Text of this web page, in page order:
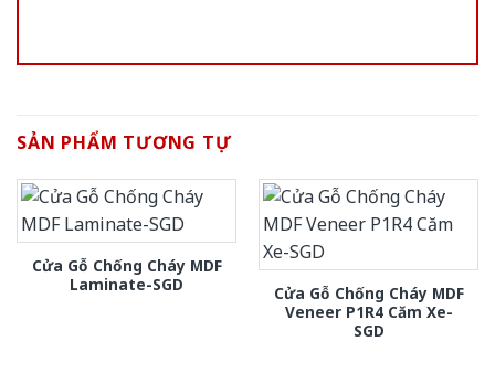
SẢN PHẨM TƯƠNG TỰ
Cửa Gỗ Chống Cháy MDF
Laminate-SGD
Cửa Gỗ Chống Cháy MDF
Veneer P1R4 Căm Xe-
SGD